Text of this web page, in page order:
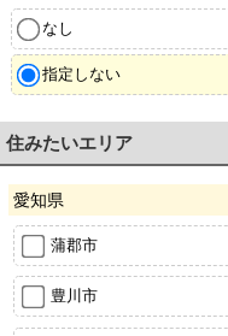
なし
指定しない
住みたいエリア
愛知県
蒲郡市
豊川市